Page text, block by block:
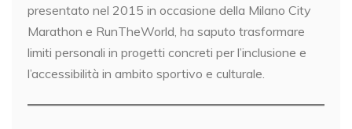
presentato nel 2015 in occasione della Milano City
Marathon e RunTheWorld, ha saputo trasformare
limiti personali in progetti concreti per l’inclusione e
l’accessibilità in ambito sportivo e culturale.